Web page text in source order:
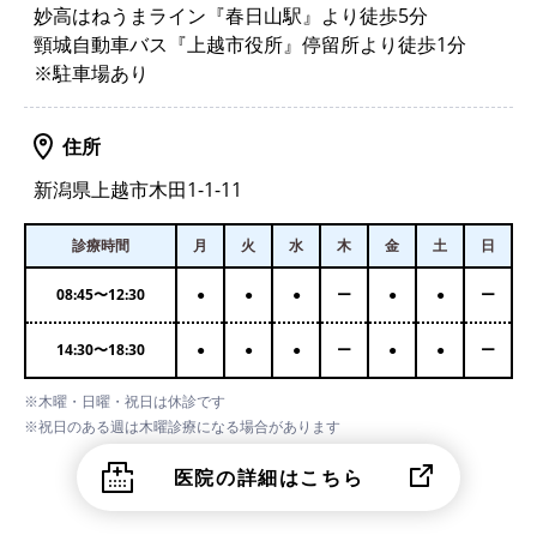
妙高はねうまライン『春日山駅』より徒歩5分
頸城自動車バス『上越市役所』停留所より徒歩1分
※駐車場あり
住所
新潟県上越市木田1-1-11
診療時間 月 火 水 木 金 土 日
08:45〜12:30 ● ● ● ー ● ● ー
14:30〜18:30 ● ● ● ー ● ● ー
※木曜・日曜・祝日は休診です
※祝日のある週は木曜診療になる場合があります
医院の詳細はこちら